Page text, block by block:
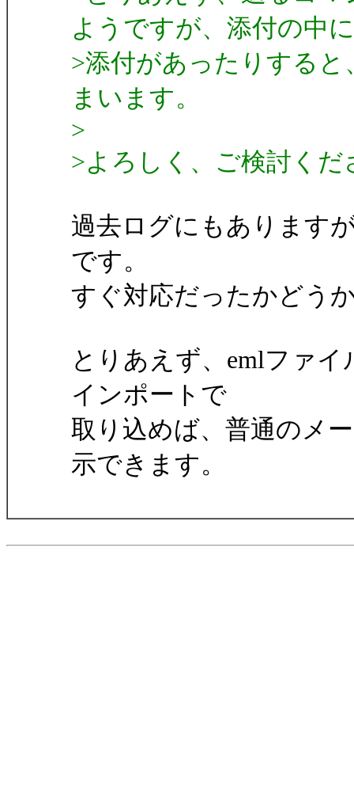
ようですが、添付の中に
>添付があったりする
まいます。
>
>よろしく、ご検討くだ
過去ログにもあります
です。
すぐ対応だったかどう
とりあえず、emlファ
インポートで
取り込めば、普通のメ
示できます。